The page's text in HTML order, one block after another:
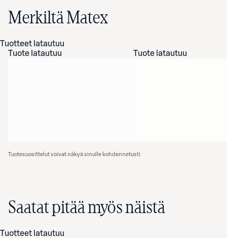
Merkiltä Matex
Tuotteet latautuu
Tuote latautuu
Tuote latautuu
Tuotesuosittelut voivat näkyä sinulle kohdennetusti
Saatat pitää myös näistä
Tuotteet latautuu